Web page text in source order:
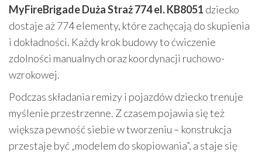
MyFireBrigade Duża Straż 774 el. KB8051 dziecko
dostaje aż 774 elementy, które zachęcają do skupienia
i dokładności. Każdy krok budowy to ćwiczenie
zdolności manualnych oraz koordynacji ruchowo-
wzrokowej.
Podczas składania remizy i pojazdów dziecko trenuje
myślenie przestrzenne. Z czasem pojawia się też
większa pewność siebie w tworzeniu – konstrukcja
przestaje być „modelem do skopiowania”, a staje się